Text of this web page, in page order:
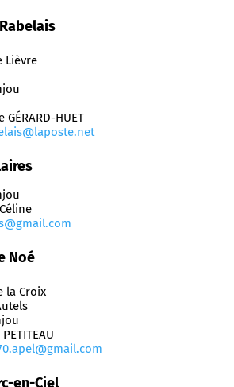
Lièvre
GÉRARD-HUET
Noé
la Croix
en-Ciel